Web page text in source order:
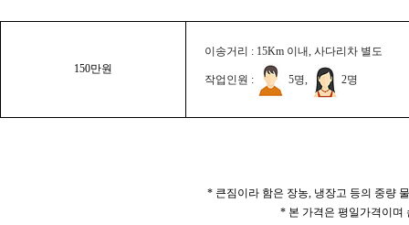
150만원
이송거리 : 15Km 이내, 사다리차 별도
작업인원 : 5명, 2명
* 큰짐이라 함은 장농, 냉장고 등의 중량
* 본 가격은 평일가격이며